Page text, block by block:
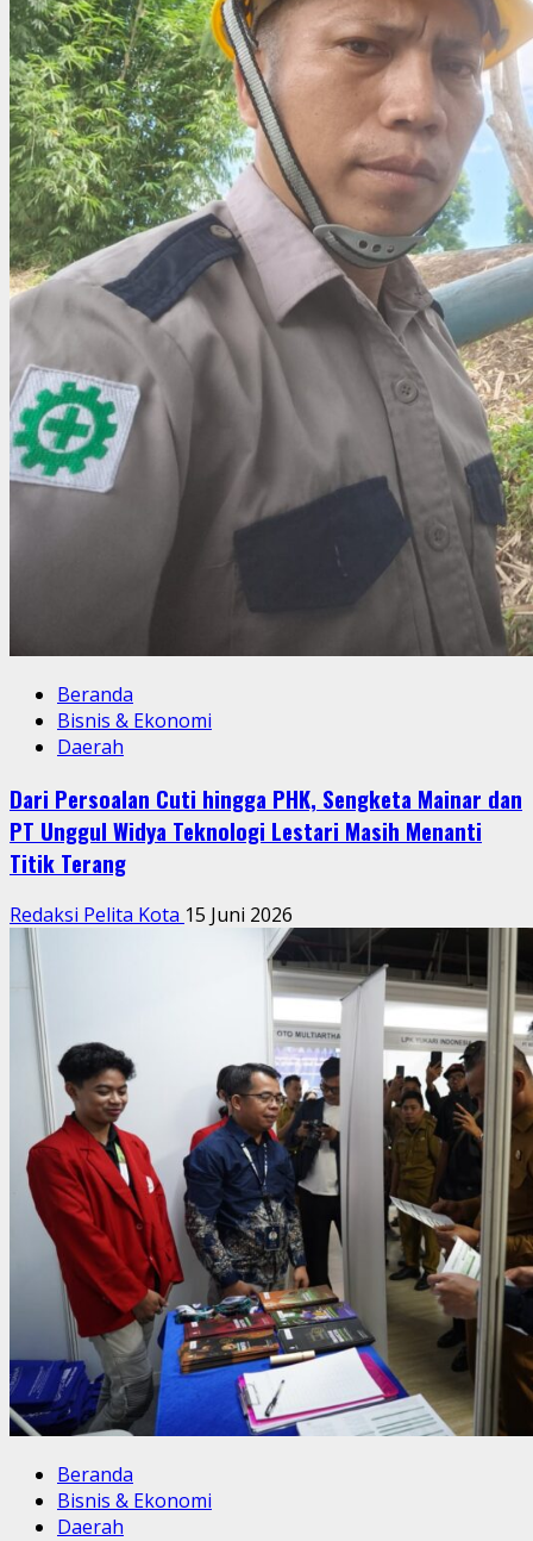
Beranda
Bisnis & Ekonomi
Daerah
Dari Persoalan Cuti hingga PHK, Sengketa Mainar dan
PT Unggul Widya Teknologi Lestari Masih Menanti
Titik Terang
Redaksi Pelita Kota 15 Juni 2026
Beranda
Bisnis & Ekonomi
Daerah